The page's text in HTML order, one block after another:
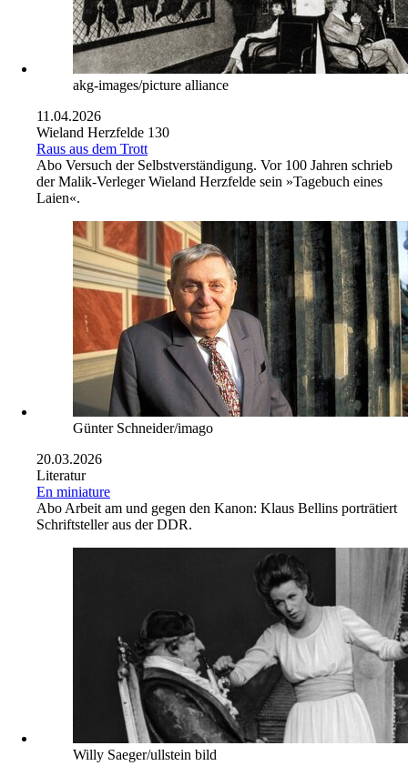
akg-images/picture alliance
11.04.2026
Wieland Herzfelde 130
Raus aus dem Trott
Abo Versuch der Selbstverständigung. Vor 100 Jahren schrieb
der Malik-Verleger Wieland Herzfelde sein »Tagebuch eines
Laien«.
Günter Schneider/imago
20.03.2026
Literatur
En miniature
Abo Arbeit am und gegen den Kanon: Klaus Bellins porträtiert
Schriftsteller aus der DDR.
Willy Saeger/ullstein bild